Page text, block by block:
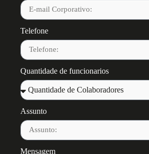
Telefone
Quantidade de funcionarios
Assunto
Mensagem